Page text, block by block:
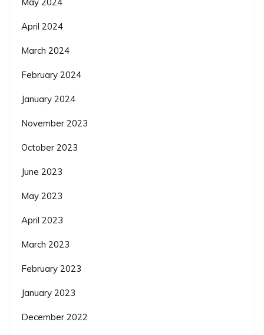
May 2024
April 2024
March 2024
February 2024
January 2024
November 2023
October 2023
June 2023
May 2023
April 2023
March 2023
February 2023
January 2023
December 2022